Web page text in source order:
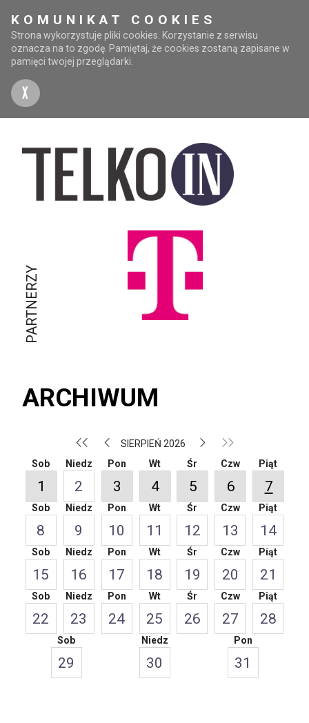
KOMUNIKAT COOKIES
Strona wykorzystuje pliki cookies. Korzystanie z serwisu
oznacza na to zgodę. Pamiętaj, że cookies zostaną zapisane w
pamięci twojej przeglądarki.
X
PARTNERZY
ARCHIWUM
SIERPIEŃ 2026
Sob
1
Niedz
2
Pon
3
Wt
4
Śr
5
Czw
6
Piąt
7
Sob
8
Niedz
9
Pon
10
Wt
11
Śr
12
Czw
13
Piąt
14
Sob
15
Niedz
16
Pon
17
Wt
18
Śr
19
Czw
20
Piąt
21
Sob
22
Niedz
23
Pon
24
Wt
25
Śr
26
Czw
27
Piąt
28
Sob
29
Niedz
30
Pon
31